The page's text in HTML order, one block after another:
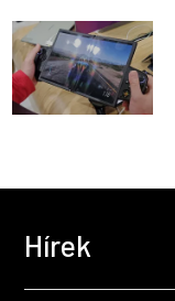
Hírek